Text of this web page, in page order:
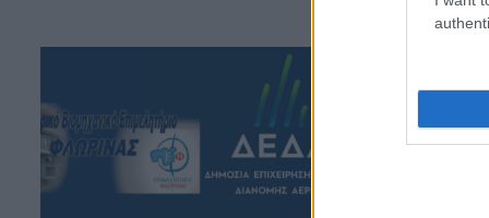
οφέλη και
στην πόλη
30 ΟΚΤΩΒΡΊΟΥ